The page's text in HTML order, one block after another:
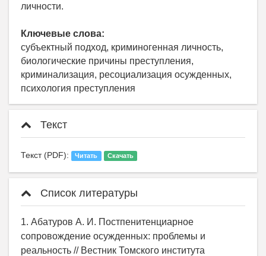
личности.
Ключевые слова:
субъектный подход, криминогенная личность,
биологические причины преступления,
криминализация, ресоциализация осужденных,
психология преступления
Текст
Текст (PDF): Читать Скачать
Список литературы
1. Абатуров А. И. Постпенитенциарное
сопровождение осужденных: проблемы и
реальность // Вестник Томского института